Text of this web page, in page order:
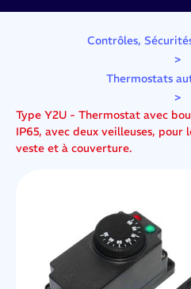
Contrôles,
>
Thermostats
>
Type Y2U - Thermostat avec
IP65, avec deux veilleuses, pour
veste et à couverture.